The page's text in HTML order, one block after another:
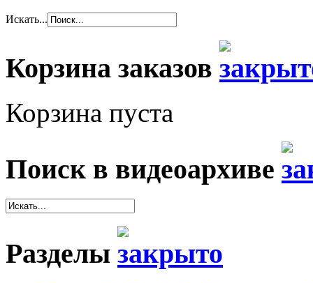
Искать...
Корзина заказов
Корзина пуста
Поиск в видеоархиве
Разделы